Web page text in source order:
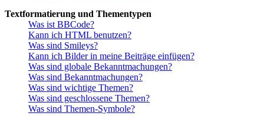
Textformatierung und Thementypen
Was ist BBCode?
Kann ich HTML benutzen?
Was sind Smileys?
Kann ich Bilder in meine Beiträge einfügen?
Was sind globale Bekanntmachungen?
Was sind Bekanntmachungen?
Was sind wichtige Themen?
Was sind geschlossene Themen?
Was sind Themen-Symbole?